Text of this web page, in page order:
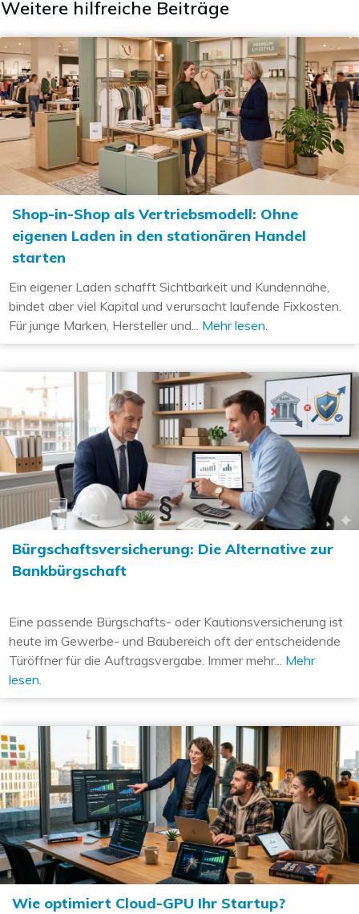
Weitere hilfreiche Beiträge
Shop-in-Shop als Vertriebsmodell: Ohne
eigenen Laden in den stationären Handel
starten
Ein eigener Laden schafft Sichtbarkeit und Kundennähe,
bindet aber viel Kapital und verursacht laufende Fixkosten.
Für junge Marken, Hersteller und... Mehr lesen.
Bürgschaftsversicherung: Die Alternative zur
Bankbürgschaft
Eine passende Bürgschafts- oder Kautionsversicherung ist
heute im Gewerbe- und Baubereich oft der entscheidende
Türöffner für die Auftragsvergabe. Immer mehr... Mehr
lesen.
Wie optimiert Cloud-GPU Ihr Startup?